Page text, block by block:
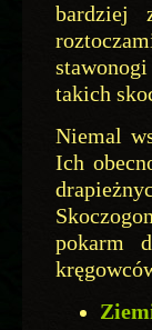
bardziej
takich
Niemal
Ich
pokarm